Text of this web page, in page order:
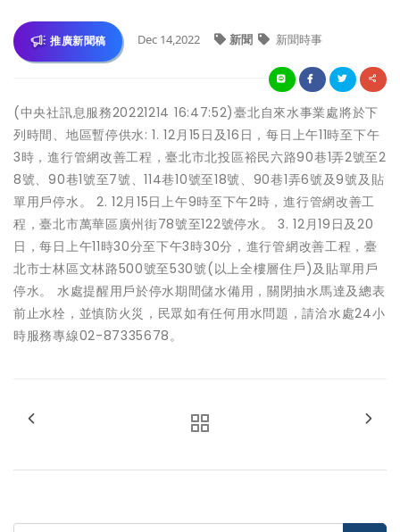
推廣新聞稿 Dec 14,2022 新聞 新聞時事
(中央社訊息服務20221214 16:47:52)臺北自來水事業處將於下
列時間、地區暫停供水: 1. 12月15日及16日，每日上午11時至下午
3時，進行管網改善工程，臺北市北投區裕民六路90巷1弄2號至2
8號、90巷1號至7號、114巷10號至18號、90巷1弄6號及9號及貼
單用戶停水。 2. 12月15日上午9時至下午2時，進行管網改善工
程，臺北市萬華區廣州街78號至122號停水。 3. 12月19日及20
日，每日上午11時30分至下午3時30分，進行管網改善工程，臺
北市士林區文林路500號至530號(以上全樓層住戶)及貼單用戶
停水。 水處提醒用戶於停水期間儲水備用，關閉抽水馬達及總表
前止水栓，並慎防火災，民眾如有任何用水問題，請洽水處24小
時服務專線02-87335678。